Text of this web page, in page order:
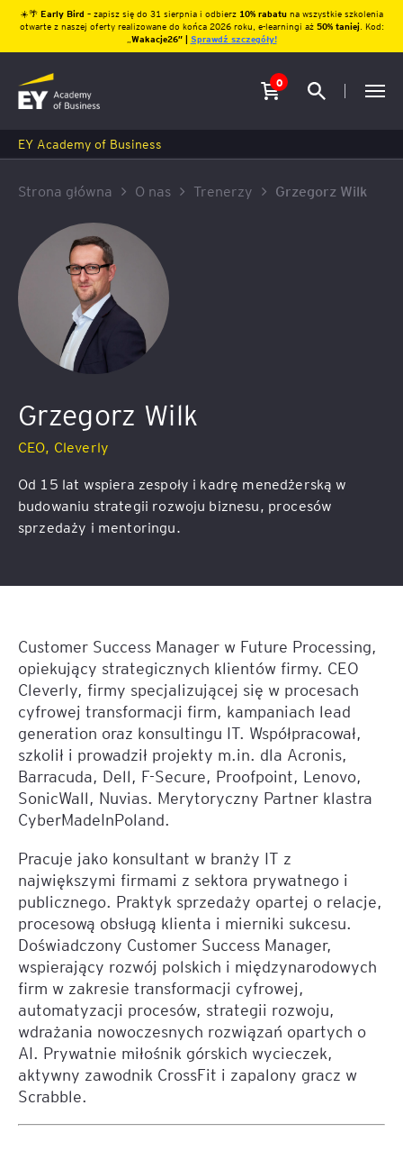
☀️🌴 Early Bird – zapisz się do 31 sierpnia i odbierz10% rabatu na wszystkie szkolenia
otwarte z naszej oferty realizowane do końca 2026 roku, e-learningi aż 50% taniej. Kod:
Wakacje26″ | Sprawdź szczegóły!
0
EY Academy of Business
Strona główna O nas Trenerzy Grzegorz Wilk
Grzegorz Wilk
CEO, Cleverly
Od 15 lat wspiera zespoły i kadrę menedżerską w
budowaniu strategii rozwoju biznesu, procesów
sprzedaży i mentoringu.
Customer Success Manager w Future Processing,
opiekujący strategicznych klientów firmy. CEO
Cleverly, firmy specjalizującej się w procesach
cyfrowej transformacji firm, kampaniach lead
generation oraz konsultingu IT. Współpracował,
szkolił i prowadził projekty m.in. dla Acronis,
Barracuda, Dell, F-Secure, Proofpoint, Lenovo,
SonicWall, Nuvias. Merytoryczny Partner klastra
CyberMadeInPoland.
Pracuje jako konsultant w branży IT z
największymi firmami z sektora prywatnego i
publicznego. Praktyk sprzedaży opartej o relacje,
procesową obsługą klienta i mierniki sukcesu.
Doświadczony Customer Success Manager,
wspierający rozwój polskich i międzynarodowych
firm w zakresie transformacji cyfrowej,
automatyzacji procesów, strategii rozwoju,
wdrażania nowoczesnych rozwiązań opartych o
AI. Prywatnie miłośnik górskich wycieczek,
aktywny zawodnik CrossFit i zapalony gracz w
Scrabble.